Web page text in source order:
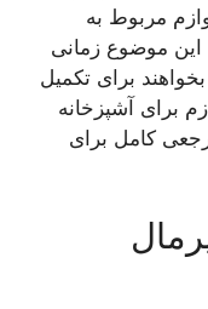
مربوط به
این موضوع زمانی
برای تکمیل
برای آشپزخانه
کامل برای